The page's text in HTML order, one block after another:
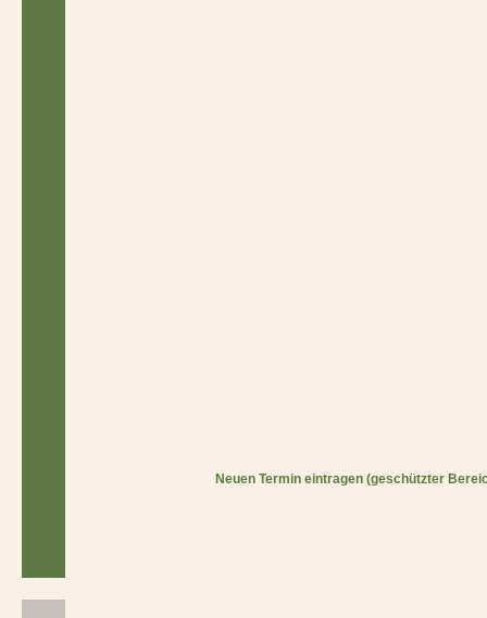
Neuen Termin eintragen (geschützter